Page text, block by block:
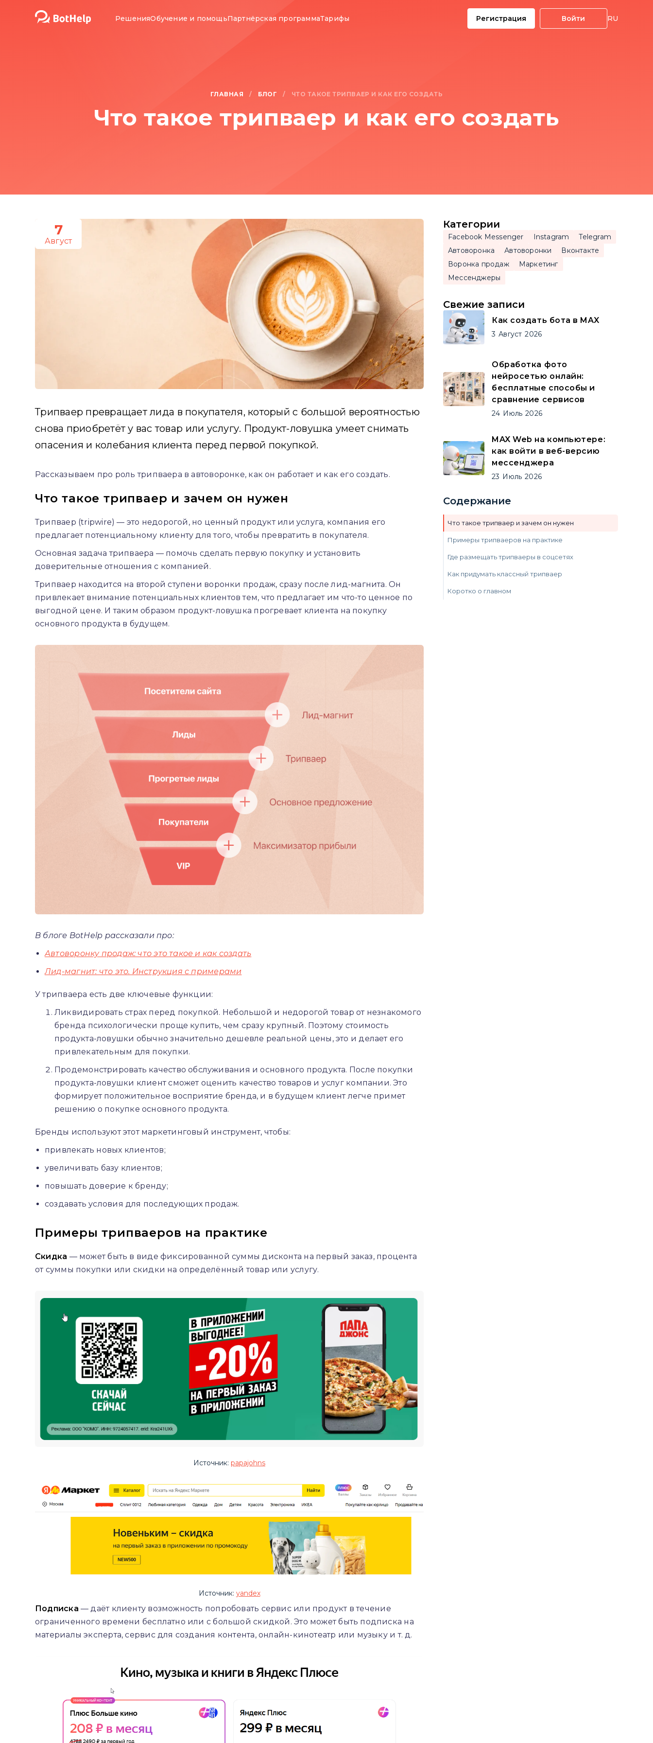
РешенияОбучение и помощьПартнёрская программаТарифы Регистрация Войти RU
ГЛАВНАЯ / БЛОГ / ЧТО ТАКОЕ ТРИПВАЕР И КАК ЕГО СОЗДАТЬ
Что такое трипваер и как его создать
7
Август
Трипваер превращает лида в покупателя, который с большой вероятностью
снова приобретёт у вас товар или услугу. Продукт-ловушка умеет снимать
опасения и колебания клиента перед первой покупкой.
Рассказываем про роль трипваера в автоворонке, как он работает и как его создать.
Что такое трипваер и зачем он нужен
Трипваер (tripwire) — это недорогой, но ценный продукт или услуга, компания его
предлагает потенциальному клиенту для того, чтобы превратить в покупателя.
Основная задача трипваера — помочь сделать первую покупку и установить
доверительные отношения с компанией.
Трипваер находится на второй ступени воронки продаж, сразу после лид-магнита. Он
привлекает внимание потенциальных клиентов тем, что предлагает им что-то ценное по
выгодной цене. И таким образом продукт-ловушка прогревает клиента на покупку
основного продукта в будущем.
В блоге BotHelp рассказали про:
Автоворонку продаж: что это такое и как создать
Лид-магнит: что это. Инструкция с примерами
У трипваера есть две ключевые функции:
Ликвидировать страх перед покупкой. Небольшой и недорогой товар от незнакомого
бренда психологически проще купить, чем сразу крупный. Поэтому стоимость
продукта-ловушки обычно значительно дешевле реальной цены, это и делает его
привлекательным для покупки.
Продемонстрировать качество обслуживания и основного продукта. После покупки
продукта-ловушки клиент сможет оценить качество товаров и услуг компании. Это
формирует положительное восприятие бренда, и в будущем клиент легче примет
решению о покупке основного продукта.
Бренды используют этот маркетинговый инструмент, чтобы:
привлекать новых клиентов;
увеличивать базу клиентов;
повышать доверие к бренду;
создавать условия для последующих продаж.
Примеры трипваеров на практике
Скидка — может быть в виде фиксированной суммы дисконта на первый заказ, процента
от суммы покупки или скидки на определённый товар или услугу.
Источник: papajohns
Источник: yandex
Подписка — даёт клиенту возможность попробовать сервис или продукт в течение
ограниченного времени бесплатно или с большой скидкой. Это может быть подписка на
материалы эксперта, сервис для создания контента, онлайн-кинотеатр или музыку и т. д.
Категории
Facebook Messenger Instagram
Telegram
Автоворонка
Автоворонки
Вконтакте
Воронка продаж
Маркетинг
Мессенджеры
Свежие записи
Как создать бота в MAX
3 Август 2026
Обработка фото
нейросетью онлайн:
бесплатные способы и
сравнение сервисов
24 Июль 2026
MAX Web на компьютере:
как войти в веб-версию
мессенджера
23 Июль 2026
Содержание
Что такое трипваер и зачем он нужен
Примеры трипваеров на практике
Где размещать трипваеры в соцсетях
Как придумать классный трипваер
Коротко о главном